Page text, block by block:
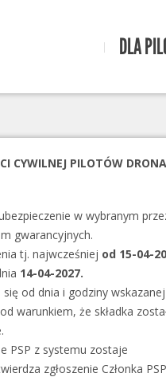
DLA
CYWILNEJ PILOTÓW
w wybranym
gwarancyjnych.
tj. najwcześniej od 15-04-
14-04-2027.
od dnia i godziny
warunkiem, że składka
PSP z systemu zostaje
zgłoszenie Członka